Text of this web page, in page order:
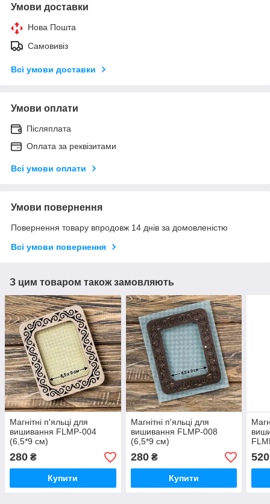
Умови доставки
Нова Пошта
Самовивіз
Всі умови доставки
Умови оплати
Післяплата
Оплата за реквізитами
Всі умови оплати
Умови повернення
Повернення товару впродовж 14 днів за домовленістю
Всі умови повернення
З цим товаром також замовляють
Магнітні п'яльці для
вишивання FLMP-004
(6,5*9 см)
280 ₴
Купити
Магнітні п'яльці для
вишивання FLMP-008
(6,5*9 см)
280₴
Купити
520